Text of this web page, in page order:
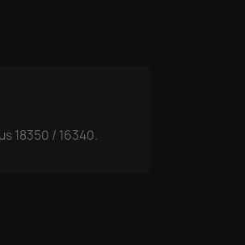
18350 / 16340.